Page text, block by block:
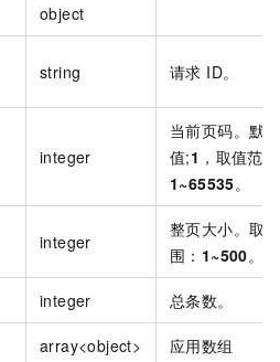
object
string 请求 ID。
integer
当前页码。默认
值;1 ，取值范
1~65535。
integer
整页大小。取
围： 1~500。
integer 总条数。
array<object> 应用数组